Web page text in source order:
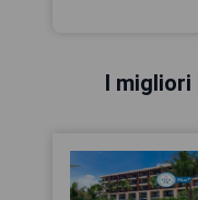
I migliori